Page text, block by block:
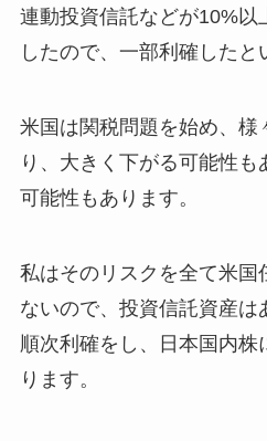
連動投資信託などが10%以
したので、一部利確したと
米国は関税問題を始め、様
り、大きく下がる可能性
可能性もあります。
私はそのリスクを全て米国
ないので、投資信託資産は
順次利確をし、日本国内株
ります。